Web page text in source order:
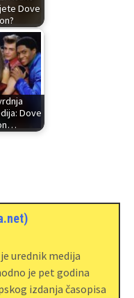
Dove
Dove
urednik medija
je pet godina
izdanja časopisa